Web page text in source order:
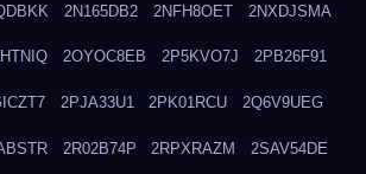
2N165DB2 2NFH8OET 2NXDJSMA
2OYOC8EB 2P5KVO7J 2PB26F91
2PJA33U1 2PK01RCU 2Q6V9UEG
2R02B74P 2RPXRAZM 2SAV54DE